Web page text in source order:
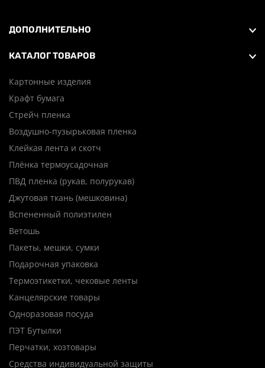
ДОПОЛНИТЕЛЬНО
КАТАЛОГ ТОВАРОВ
Картонные изделия
Крафт бумага
Стрейч пленка
Воздушно-пузырьковая пленка
Клейкая лента и скотч
Плёнка термоусадочная
ПВД пленка (рукав, полурукав)
Джутовая ткань (мешковина)
Вспененный полиэтилен
Ветошь
Пакеты, мешки, сумки
Подарочная упаковка
Термоэтикетки, чековые ленты
Канцелярские товары
Одноразовая посуда
ПЭТ Бутылки
Перчатки, хозтовары
Средства индивидуальной защиты